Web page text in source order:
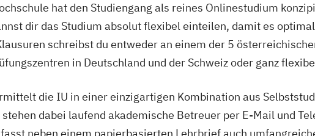
hat den Studiengang als reines Onlinestudium
dir das Studium absolut flexibel einteilen, damit es
schreibst du entweder an einem der 5
in Deutschland und der Schweiz oder ganz
die IU in einer einzigartigen Kombination aus
dabei laufend akademische Betreuer per E-Mail und